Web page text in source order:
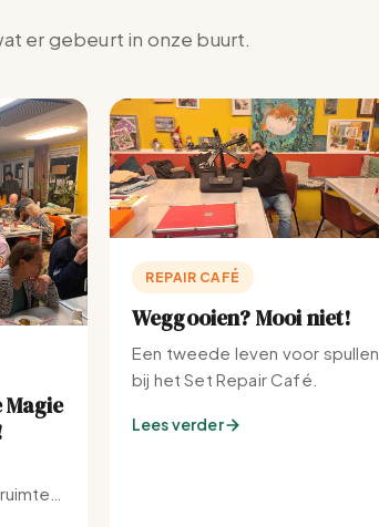
er gebeurt in onze buurt.
Magie
REPAIR CAFÉ
Weggooien? Mooi niet!
Een tweede leven voor spullen
bij het Set Repair Café.
Lees verder